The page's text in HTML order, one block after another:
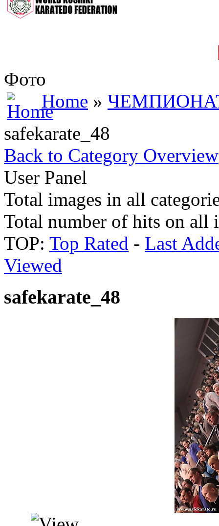
Фото
Home »
safekarate_48
Back to Category Overview
User Panel
Total images in all
Total number of hits on all
TOP: Top Rated - Last
Viewed
safekarate_48